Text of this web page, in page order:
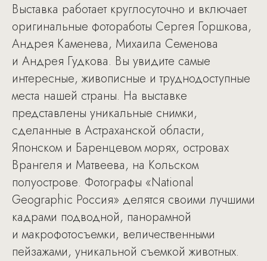
Выставка работает круглосуточно и включает
оригинальные фотоработы Сергея Горшкова,
Андрея Каменева, Михаила Семенова
и Андрея Гудкова. Вы увидите самые
интересные, живописные и труднодоступные
места нашей страны. На выставке
представлены уникальные снимки,
сделанные в Астраханской области,
Японском и Баренцевом морях, островах
Врангеля и Матвеева, на Кольском
полуострове. Фотографы «National
Geographic Россия» делятся своими лучшими
кадрами подводной, панорамной
и макрофотосъемки, величественными
пейзажами, уникальной съемкой животных.